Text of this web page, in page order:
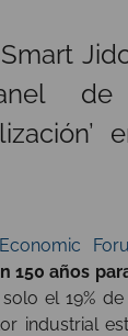
de
150 años
el 19%
industrial